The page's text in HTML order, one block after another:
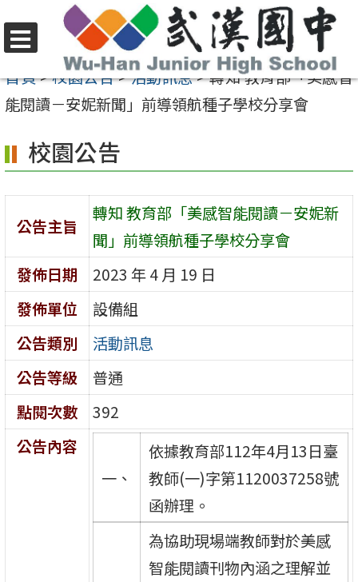
至
要
容
區
選
單
首頁>校園公告>活動訊息>轉知 教育部「美感智
能閱讀－安妮新聞」前導領航種子學校分享會
校園公告
公告主旨
轉知 教育部「美感智能閱讀－安妮新
聞」前導領航種子學校分享會
發佈日期
2023 年 4 月 19 日
發佈單位
設備組
公告類別
活動訊息
公告等級
普通
點閱次數
392
公告內容
一、
依據教育部112年4月13日臺
教師(一)字第1120037258號
函辦理。
為協助現場端教師對於美感
智能閱讀刊物內涵之理解並